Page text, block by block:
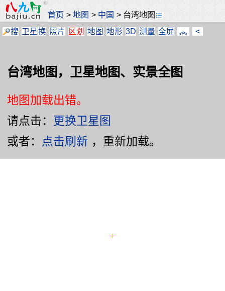
首页 >地图 > 中国 > 台湾地图
搜 卫星换 照片 区划 地图 地形 3D 测量 全屏 ︽ <
台湾地图，卫星地图、实景全图
地图加载出错。
请点击： 更换卫星图
或者：
点击刷新 ，重新加载。